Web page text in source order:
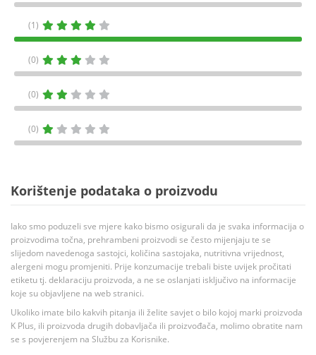
(1)
(0)
(0)
(0)
Korištenje podataka o proizvodu
Iako smo poduzeli sve mjere kako bismo osigurali da je svaka informacija o
proizvodima točna, prehrambeni proizvodi se često mijenjaju te se
slijedom navedenoga sastojci, količina sastojaka, nutritivna vrijednost,
alergeni mogu promjeniti. Prije konzumacije trebali biste uvijek pročitati
etiketu tj. deklaraciju proizvoda, a ne se oslanjati isključivo na informacije
koje su objavljene na web stranici.
Ukoliko imate bilo kakvih pitanja ili želite savjet o bilo kojoj marki proizvoda
K Plus, ili proizvoda drugih dobavljača ili proizvođača, molimo obratite nam
se s povjerenjem na Službu za Korisnike.